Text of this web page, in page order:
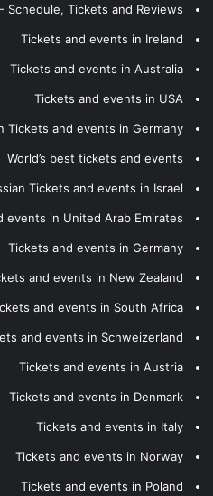
Schedule, Tickets and Reviews
Tickets and events in Ireland
Tickets and events in Australia
Tickets and events in USA
Tickets and events in Germany
World’s best tickets and events
Tickets and events in Israel
events in United Arab Emirates
Tickets and events in Germany
and events in New Zealand
and events in South Africa
and events in Schweizerland
Tickets and events in Austria
Tickets and events in Denmark
Tickets and events in Italy
Tickets and events in Norway
Tickets and events in Poland